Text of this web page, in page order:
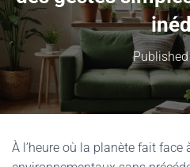
À l’heure où la planète fait face